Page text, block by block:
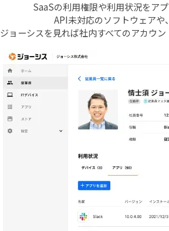
SaaSの利用権限や利用状況をア
API未対応のソフトウェアや
ジョーシスを見れば社内すべてのアカウ